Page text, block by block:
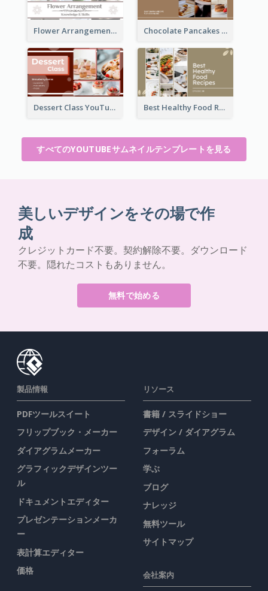
Flower Arrangement YouTube Thumbnail Chocolate Pancakes Recipe YouTube Thumbnail
Dessert Class YouTube Thumbnail Best Healthy Food Recipes YouTube Thumbnail
すべてのYOUTUBEサムネイルテンプレートを見る
美しいデザインをその場で作
成
クレジットカード不要。契約解除不要。ダウンロード
不要。隠れたコストもありません。
無料で始める
製品情報
PDFツールスイート
フリップブック・メーカー
ダイアグラムメーカー
グラフィックデザインツー
ル
ドキュメントエディター
プレゼンテーションメーカ
ー
表計算エディター
価格
リソース
書籍 / スライドショー
デザイン / ダイアグラム
フォーラム
学ぶ
ブログ
ナレッジ
無料ツール
サイトマップ
会社案内